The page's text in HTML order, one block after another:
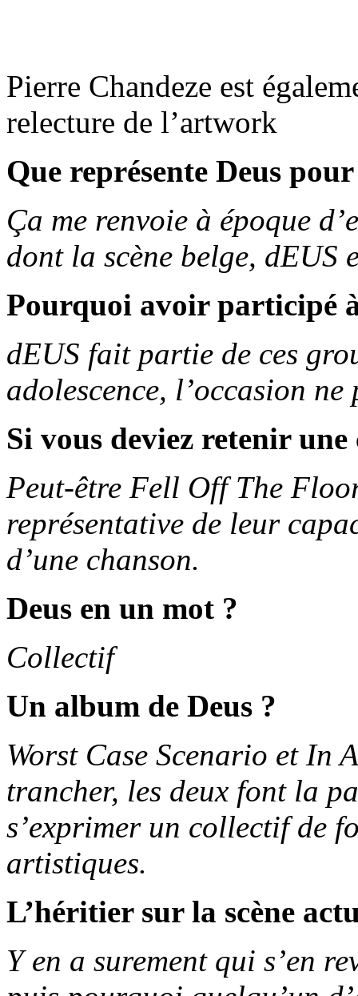
Pierre Chandeze est
relecture de l’artwork
Que représente Deus
Ça me renvoie à époque
dont la scène belge, dEUS
Pourquoi avoir participé
dEUS fait partie de ces
adolescence, l’occasion
Si vous deviez retenir une
Peut-être Fell Off The
représentative de leur
d’une chanson.
Deus en un mot ?
Collectif
Un album de Deus ?
Worst Case Scenario et In
trancher, les deux font la
s’exprimer un collectif de
artistiques.
L’héritier sur la scène
Y en a surement qui s’en